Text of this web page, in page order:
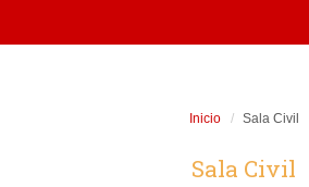
Inicio Sala Civil
Sala Civil